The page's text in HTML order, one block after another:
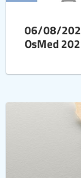
06/08/
OsMed